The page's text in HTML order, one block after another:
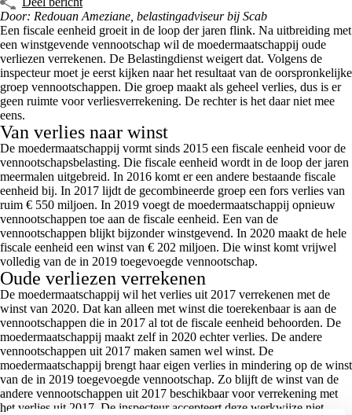
Door: Redouan Ameziane, belastingadviseur bij Scab
Een fiscale eenheid groeit in de loop der jaren flink. Na uitbreiding met
een winstgevende vennootschap wil de moedermaatschappij oude
verliezen verrekenen. De Belastingdienst weigert dat. Volgens de
inspecteur moet je eerst kijken naar het resultaat van de oorspronkelijke
groep vennootschappen. Die groep maakt als geheel verlies, dus is er
geen ruimte voor verliesverrekening. De rechter is het daar niet mee
eens.
Van verlies naar winst
De moedermaatschappij vormt sinds 2015 een fiscale eenheid voor de
vennootschapsbelasting. Die fiscale eenheid wordt in de loop der jaren
meermalen uitgebreid. In 2016 komt er een andere bestaande fiscale
eenheid bij. In 2017 lijdt de gecombineerde groep een fors verlies van
ruim € 550 miljoen. In 2019 voegt de moedermaatschappij opnieuw
vennootschappen toe aan de fiscale eenheid. Een van de
vennootschappen blijkt bijzonder winstgevend. In 2020 maakt de hele
fiscale eenheid een winst van € 202 miljoen. Die winst komt vrijwel
volledig van de in 2019 toegevoegde vennootschap.
Oude verliezen verrekenen
De moedermaatschappij wil het verlies uit 2017 verrekenen met de
winst van 2020. Dat kan alleen met winst die toerekenbaar is aan de
vennootschappen die in 2017 al tot de fiscale eenheid behoorden. De
moedermaatschappij maakt zelf in 2020 echter verlies. De andere
vennootschappen uit 2017 maken samen wel winst. De
moedermaatschappij brengt haar eigen verlies in mindering op de winst
van de in 2019 toegevoegde vennootschap. Zo blijft de winst van de
andere vennootschappen uit 2017 beschikbaar voor verrekening met
het verlies uit 2017. De inspecteur accepteert deze werkwijze niet.